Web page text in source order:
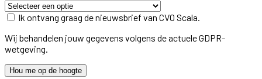
Ik ontvang graag de nieuwsbrief van CVO Scala.
Wij behandelen jouw gegevens volgens de actuele GDPR-
wetgeving.
Hou me op de hoogte